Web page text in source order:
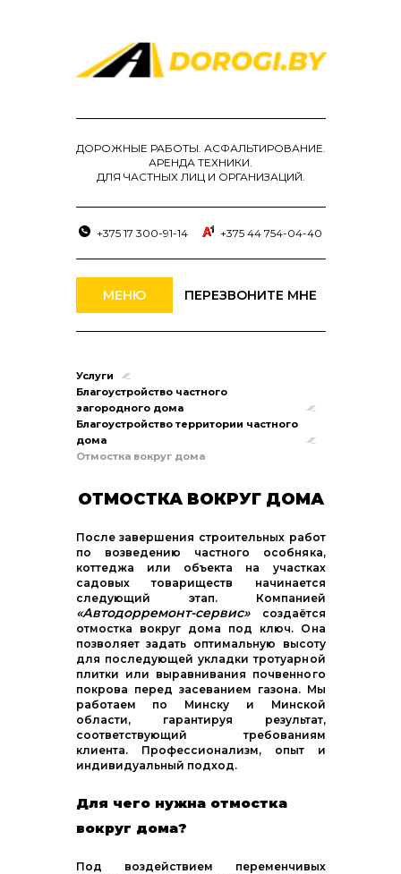
ДОРОЖНЫЕ РАБОТЫ. АСФАЛЬТИРОВАНИЕ.
АРЕНДА ТЕХНИКИ.
ДЛЯ ЧАСТНЫХ ЛИЦ И ОРГАНИЗАЦИЙ.
+375 17 300-91-14 +375 44 754-04-40
МЕНЮ ПЕРЕЗВОНИТЕ МНЕ
Услуги
Благоустройство частного
загородного дома
Благоустройство территории частного
дома
Отмостка вокруг дома
ОТМОСТКА ВОКРУГ ДОМА
После завершения строительных работ
по возведению частного особняка,
коттеджа или объекта на участках
садовых товариществ начинается
следующий этап. Компанией
«Автодорремонт-сервис»
создаётся
отмостка вокруг дома под ключ. Она
позволяет задать оптимальную высоту
для последующей укладки тротуарной
плитки или выравнивания почвенного
покрова перед засеванием газона. Мы
работаем по Минску и Минской
области, гарантируя результат,
соответствующий требованиям
клиента. Профессионализм, опыт и
индивидуальный подход.
Для чего нужна отмостка
вокруг дома?
Под воздействием переменчивых